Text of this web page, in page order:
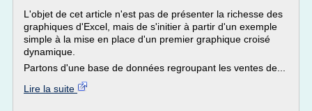
L'objet de cet article n'est pas de présenter la richesse des
graphiques d'Excel, mais de s'initier à partir d'un exemple
simple à la mise en place d'un premier graphique croisé
dynamique.
Partons d'une base de données regroupant les ventes de...
Lire la suite